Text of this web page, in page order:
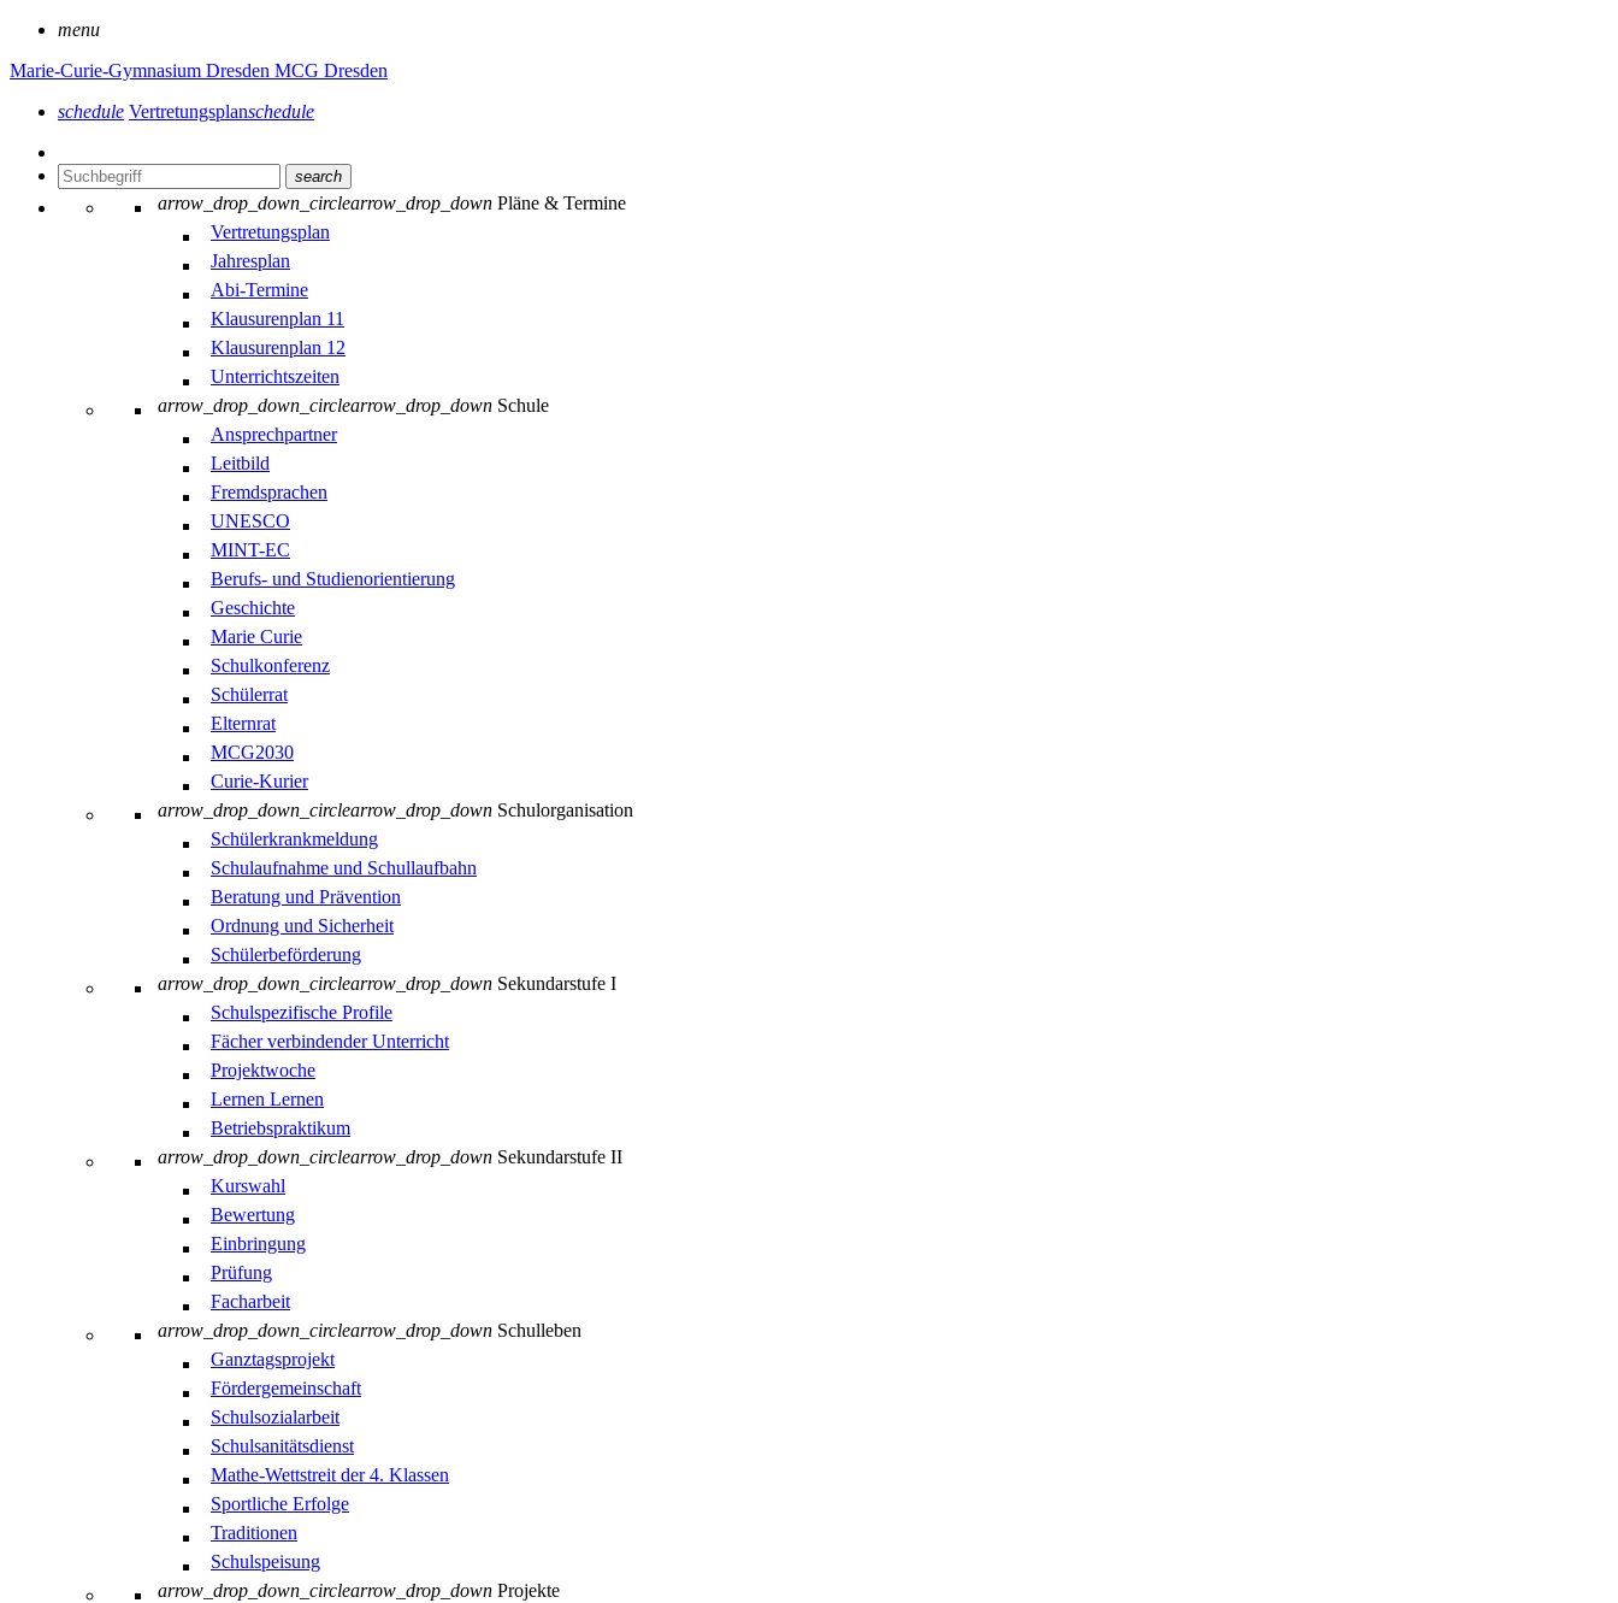
menu
Marie-Curie-Gymnasium Dresden MCG Dresden
schedule Vertretungsplanschedule
search
arrow_drop_down_circlearrow_drop_down Pläne & Termine
Vertretungsplan
Jahresplan
Abi-Termine
Klausurenplan 11
Klausurenplan 12
Unterrichtszeiten
arrow_drop_down_circlearrow_drop_down Schule
Ansprechpartner
Leitbild
Fremdsprachen
UNESCO
MINT-EC
Berufs- und Studienorientierung
Geschichte
Marie Curie
Schulkonferenz
Schülerrat
Elternrat
MCG2030
Curie-Kurier
arrow_drop_down_circlearrow_drop_down Schulorganisation
Schülerkrankmeldung
Schulaufnahme und Schullaufbahn
Beratung und Prävention
Ordnung und Sicherheit
Schülerbeförderung
arrow_drop_down_circlearrow_drop_down Sekundarstufe I
Schulspezifische Profile
Fächer verbindender Unterricht
Projektwoche
Lernen Lernen
Betriebspraktikum
arrow_drop_down_circlearrow_drop_down Sekundarstufe II
Kurswahl
Bewertung
Einbringung
Prüfung
Facharbeit
arrow_drop_down_circlearrow_drop_down Schulleben
Ganztagsprojekt
Fördergemeinschaft
Schulsozialarbeit
Schulsanitätsdienst
Mathe-Wettstreit der 4. Klassen
Sportliche Erfolge
Traditionen
Schulspeisung
arrow_drop_down_circlearrow_drop_down Projekte